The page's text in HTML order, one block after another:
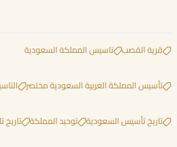
قرية القصب تاسيس المملكة السعودية
تأسيس المملكة العربية السعودية مختصر
تاريخ تأسيس السعودية توحيد المملكة